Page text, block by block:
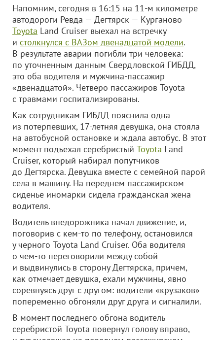
Напомним, сегодня в 16:15 на 11-м километре
автодороги Ревда — Дегтярск — Курганово
Toyota Land Cruiser выехал на встречку
и столкнулся с ВАЗом двенадцатой модели.
В результате аварии погибли три человека:
по уточненным данным Свердловской ГИБДД,
это оба водителя и мужчина-пассажир
«двенадцатой». Четверо пассажиров Toyota
с травмами госпитализированы.
Как сотрудникам ГИБДД пояснила одна
из потерпевших, 17-летняя девушка, она стояла
на автобусной остановке и ждала автобус. В этот
момент подъехал серебристый Toyota Land
Cruiser, который набирал попутчиков
до Дегтярска. Девушка вместе с семейной парой
села в машину. На переднем пассажирском
сиденье иномарки сидела гражданская жена
водителя.
Водитель внедорожника начал движение, и,
поговорив с кем-то по телефону, остановился
у черного Toyota Land Cruiser. Оба водителя
о чем-то переговорили между собой
и выдвинулись в сторону Дегтярска, причем,
как отмечает девушка, ехали мужчины, явно
соревнуясь друг с другом: водители «крузаков»
попеременно обгоняли друг друга и сигналили.
В момент последнего обгона водитель
серебристой Toyota повернул голову вправо,